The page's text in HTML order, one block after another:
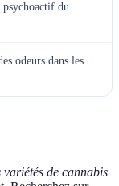
psychoactif du
odeurs dans les
de cannabis